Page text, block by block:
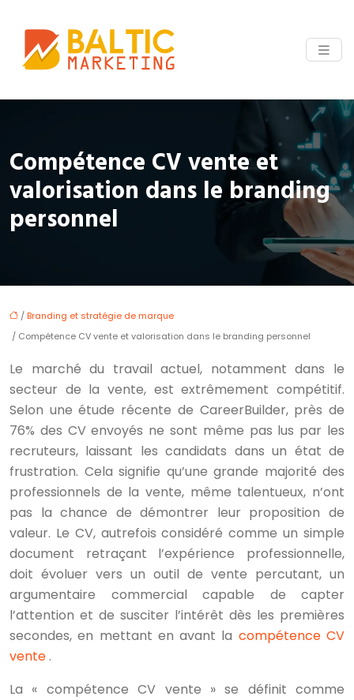
Compétence CV vente et
valorisation dans le branding
personnel
/ Branding et stratégie de marque
/ Compétence CV vente et valorisation dans le branding personnel
Le marché du travail actuel, notamment dans le
secteur de la vente, est extrêmement compétitif.
Selon une étude récente de CareerBuilder, près de
76% des CV envoyés ne sont même pas lus par les
recruteurs, laissant les candidats dans un état de
frustration. Cela signifie qu’une grande majorité des
professionnels de la vente, même talentueux, n’ont
pas la chance de démontrer leur proposition de
valeur. Le CV, autrefois considéré comme un simple
document retraçant l’expérience professionnelle,
doit évoluer vers un outil de vente percutant, un
argumentaire commercial capable de capter
l’attention et de susciter l’intérêt dès les premières
secondes, en mettant en avant la compétence CV
vente .
La « compétence CV vente » se définit comme